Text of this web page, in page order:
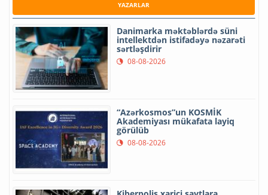
YAZARLAR
Danimarka məktəblərdə süni
intellektdən istifadəyə nəzarəti
sərtləşdirir
08-08-2026
“Azərkosmos”un KOSMİK
Akademiyası mükafata layiq
görülüb
08-08-2026